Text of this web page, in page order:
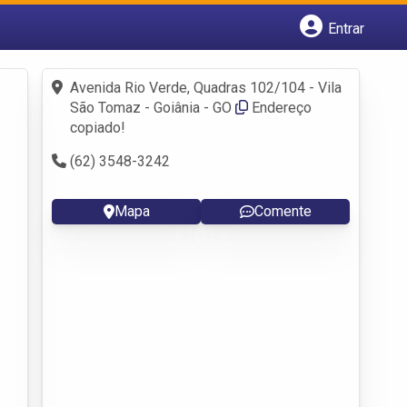
Entrar
Fazer login
Criar conta
Avenida Rio Verde, Quadras 102/104 - Vila
São Tomaz - Goiânia - GO
Endereço
copiado!
(62) 3548-3242
Mapa Comente